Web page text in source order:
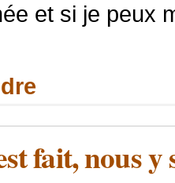
et si je peux
fait, nous y